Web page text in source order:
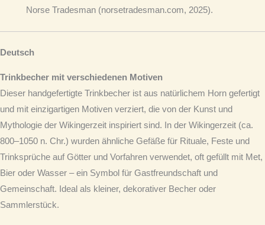
Norse Tradesman (norsetradesman.com, 2025).
Deutsch
Trinkbecher mit verschiedenen Motiven
Dieser handgefertigte Trinkbecher ist aus natürlichem Horn gefertigt
und mit einzigartigen Motiven verziert, die von der Kunst und
Mythologie der Wikingerzeit inspiriert sind. In der Wikingerzeit (ca.
800–1050 n. Chr.) wurden ähnliche Gefäße für Rituale, Feste und
Trinksprüche auf Götter und Vorfahren verwendet, oft gefüllt mit Met,
Bier oder Wasser – ein Symbol für Gastfreundschaft und
Gemeinschaft. Ideal als kleiner, dekorativer Becher oder
Sammlerstück.